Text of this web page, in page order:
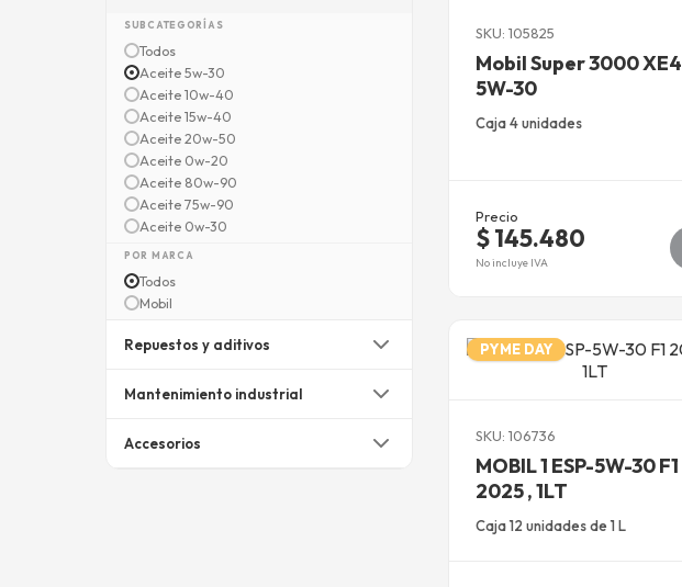
SUBCATEGORÍAS
Todos
Aceite 5w-30
Aceite 10w-40
Aceite 15w-40
Aceite 20w-50
Aceite 0w-20
Aceite 80w-90
Aceite 75w-90
Aceite 0w-30
POR MARCA
Todos
Mobil
Repuestos y aditivos
Mantenimiento industrial
Accesorios
SKU: 105825
Mobil Super 3000 XE4
5W-30
Caja 4 unidades
Precio
$ 145.480
No incluye IVA
PYME DAY
SKU: 106736
MOBIL 1 ESP-5W-30 F1
2025 , 1LT
Caja 12 unidades de 1 L